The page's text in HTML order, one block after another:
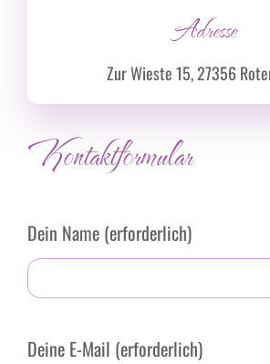
Adresse
Zur Wieste 15, 27356
Kontaktformular
Dein Name (erforderlich)
Deine E-Mail (erforderlich)